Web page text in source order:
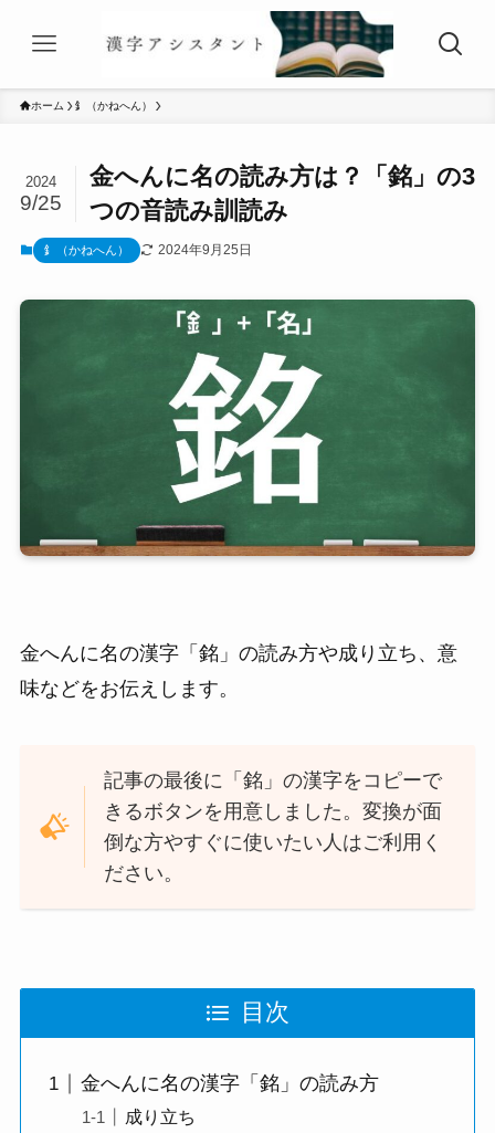
ホーム 釒（かねへん）
金へんに名の読み方は？「銘」の3
つの音読み訓読み
2024
9/25
釒（かねへん） 2024年9月25日
金へんに名の漢字「銘」の読み方や成り立ち、意
味などをお伝えします。
記事の最後に「銘」の漢字をコピーで
きるボタンを用意しました。変換が面
倒な方やすぐに使いたい人はご利用く
ださい。
目次
金へんに名の漢字「銘」の読み方
成り立ち